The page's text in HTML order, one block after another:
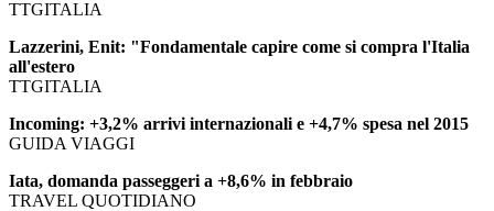
TTGITALIA
Lazzerini, Enit: "Fondamentale capire come si compra l'Italia
all'estero
TTGITALIA
Incoming: +3,2% arrivi internazionali e +4,7% spesa nel 2015
GUIDA VIAGGI
Iata, domanda passeggeri a +8,6% in febbraio
TRAVEL QUOTIDIANO